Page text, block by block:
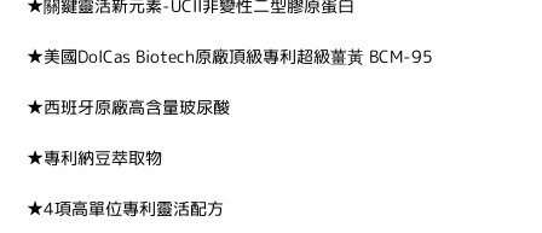
★關鍵靈活新元素-UCII非變性二型膠原蛋白
★美國DolCas Biotech原廠頂級專利超級薑黃 BCM-95
★西班牙原廠高含量玻尿酸
★專利納豆萃取物
★4項高單位專利靈活配方